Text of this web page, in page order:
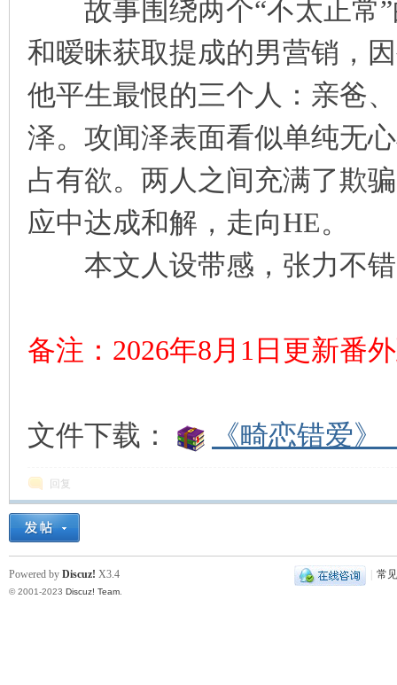
故事围绕两个“不太正常”
和暧昧获取提成的男营销，
他平生最恨的三个人：亲爸
泽。攻闻泽表面看似单纯无
占有欲。两人之间充满了欺
应中达成和解，走向HE。
本文人设带感，张力不错
备注：2026年8月1日更新番
文件下载： 《畸恋错爱
回复
常
Powered by Discuz! X3.4
© 2001-2023 Discuz! Team